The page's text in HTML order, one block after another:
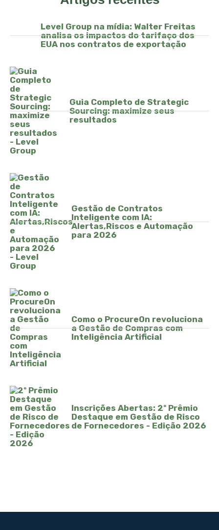
Level Group na mídia: Walter Freitas
analisa os impactos do tarifaço dos
EUA nos contratos de exportação
Guia Completo de Strategic
Sourcing: maximize seus
resultados
Gestão de Contratos
Inteligente com IA:
Alertas,Riscos e Automação
para 2026
Como o ProcureOn revoluciona
a Gestão de Compras com
Inteligência Artificial
Inscrições Abertas: 2º Prêmio
Destaque em Gestão de Risco
de Fornecedores - Edição 2026